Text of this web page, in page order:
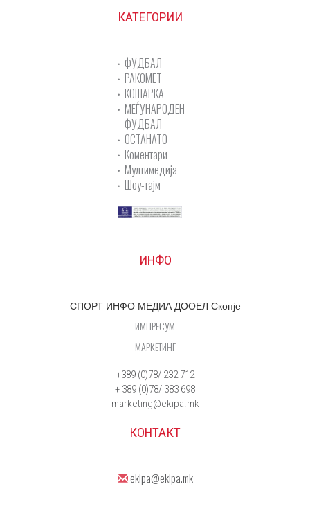
КАТЕГОРИИ
ФУДБАЛ
РАКОМЕТ
КОШАРКА
МЕЃУНАРОДЕН
ФУДБАЛ
ОСТАНАТО
Коментари
Мултимедија
Шоу-тајм
ИНФО
СПОРТ ИНФО МЕДИА ДООЕЛ Скопје
ИМПРЕСУМ
МАРКЕТИНГ
+389 (0)78/ 232 712
+ 389 (0)78/ 383 698
marketing@ekipa.mk
КОНТАКТ
ekipa@ekipa.mk